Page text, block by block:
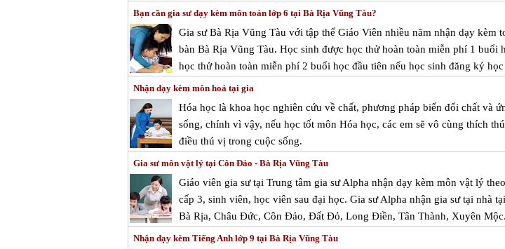
Bạn cần gia sư dạy kèm môn toán lớp 6 tại Bà Rịa Vũng Tàu?
Gia sư Bà Rịa Vũng Tàu với tập thể Giáo Viên nhiều năm nhận dạy kèm
bàn Bà Rịa Vũng Tàu. Học sinh được học thử hoàn toàn miễn phí 1 buổi
học thử hoàn toàn miễn phí 2 buổi học đầu tiên nếu học sinh đăng ký
Nhận dạy kèm môn hoá tại gia
Hóa học là khoa học nghiên cứu về chất, phương pháp biến đổi chất và
sống, chính vì vậy, nếu học tốt môn Hóa học, các em sẽ vô cùng thích
điều thú vị trong cuộc sống.
Gia sư môn vật lý tại Côn Đảo - Bà Rịa Vũng Tàu
Giáo viên gia sư tại Trung tâm gia sư Alpha nhận dạy kèm môn vật lý
cấp 3, sinh viên, học viên sau đại học. Gia sư Alpha nhận gia sư tại nhà
Bà Rịa, Châu Đức, Côn Đảo, Đất Đỏ, Long Điền, Tân Thành, Xuyên Mộc.
Nhận dạy kèm Tiếng Anh lớp 9 tại Bà Rịa Vũng Tàu